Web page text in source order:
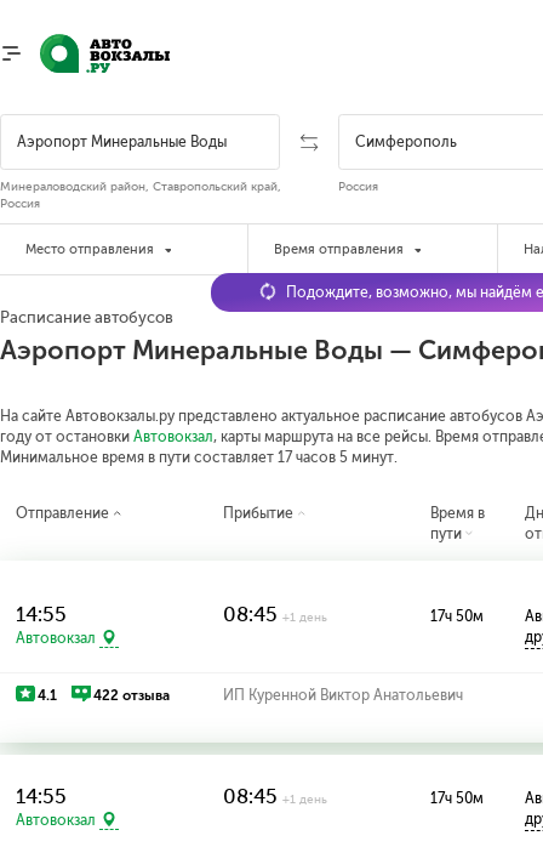
Минераловодский район, Ставропольский край,
Россия
Россия
Место отправления Время отправления
Расписание автобусов
Аэропорт Минеральные Воды —
На сайте Автовокзалы.ру представлено актуальное расписание
году от остановки Автовокзал, карты маршрута на все рейсы. Время
Минимальное время в пути составляет 17 часов 5 минут.
Подождите, возможно, мы найдём
Отправление Прибытие
Время в
пути
14:55
Автовокзал
08:45+1 день 17ч 50м
4.1 422 отзыва ИП Куренной Виктор Анатольевич
14:55
Автовокзал
08:45+1 день 17ч 50м